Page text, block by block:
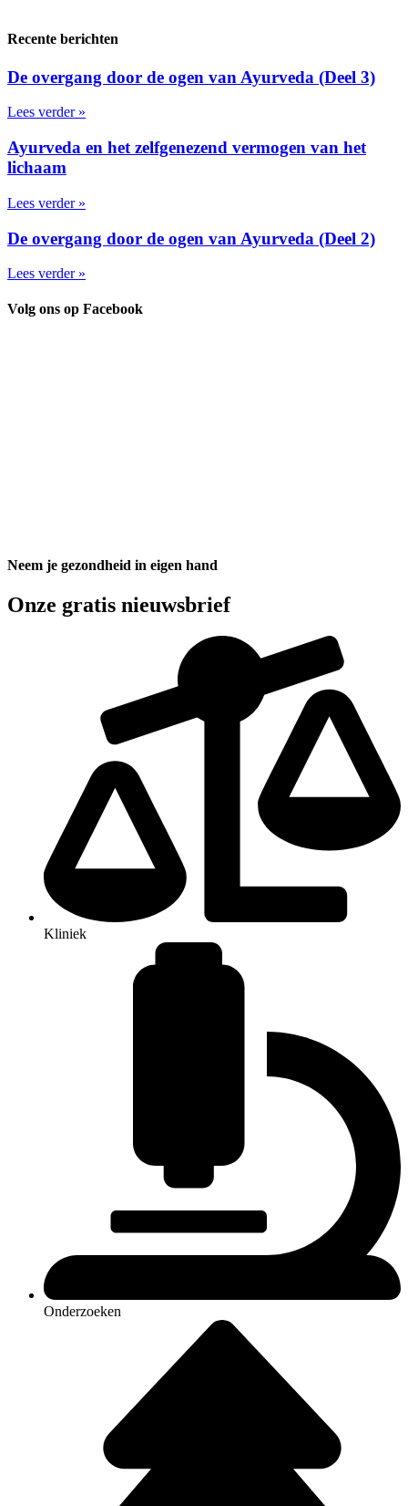
Recente berichten
De overgang door de ogen van Ayurveda (Deel 3)
Lees verder »
Ayurveda en het zelfgenezend vermogen van het
lichaam
Lees verder »
De overgang door de ogen van Ayurveda (Deel 2)
Lees verder »
Volg ons op Facebook
Neem je gezondheid in eigen hand
Onze gratis nieuwsbrief
Kliniek
Onderzoeken